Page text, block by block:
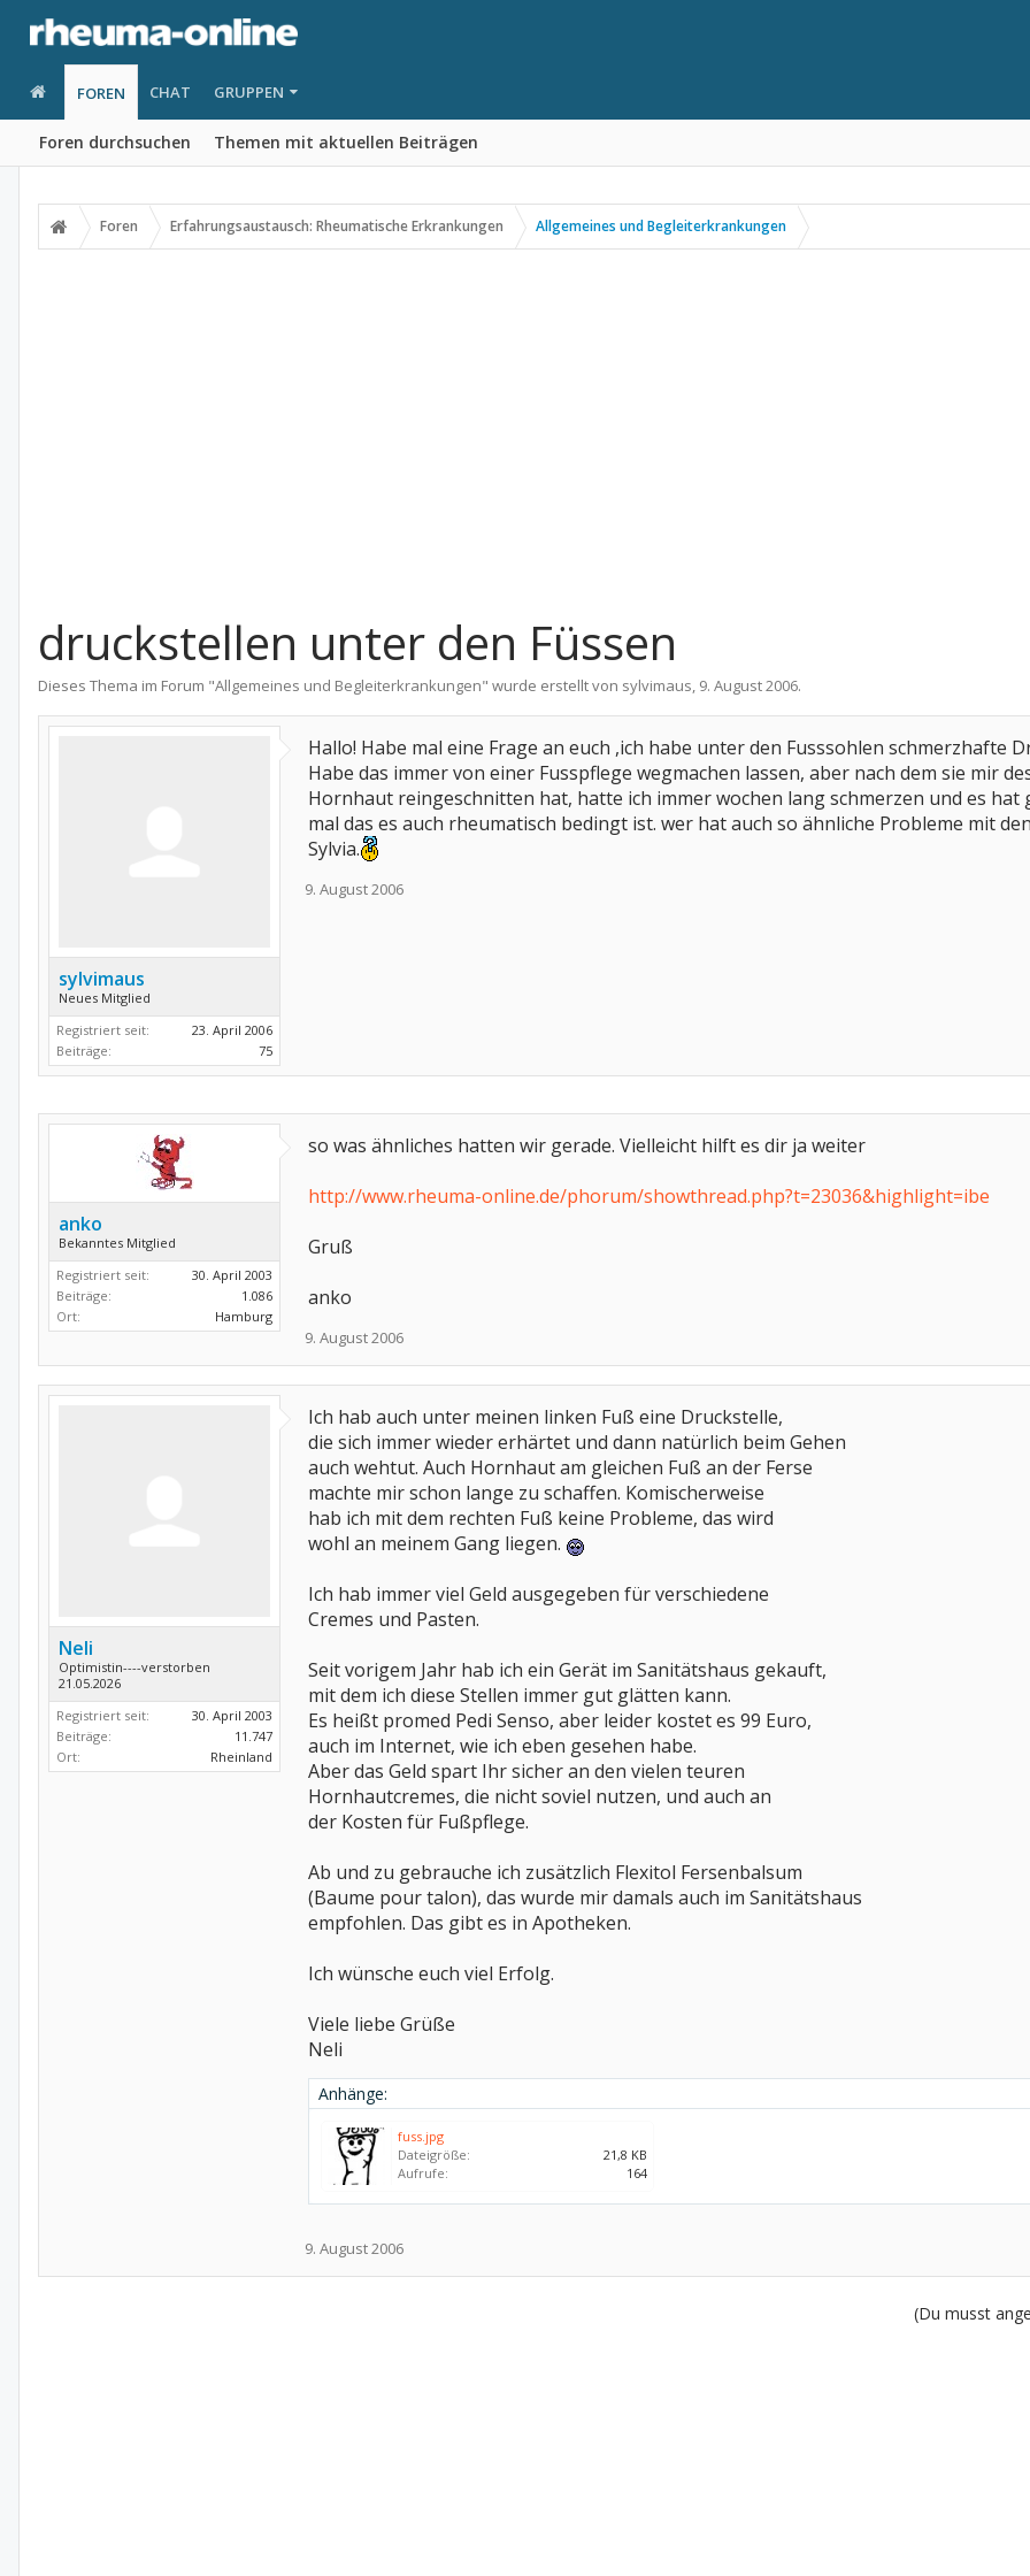
FOREN
Foren durchsuchen Themen mit aktuellen Beiträgen
CHAT GRUPPEN
Foren Erfahrungsaustausch: Rheumatische Erkrankungen Allgemeines und Begleiterkrankungen
druckstellen unter den Füssen
Dieses Thema im Forum "Allgemeines und Begleiterkrankungen" wurde erstellt von sylvimaus, 9. August 2006.
sylvimaus
Neues Mitglied
Registriert seit:
23. April 2006
Beiträge:
75
Hallo! Habe mal eine Frage an euch ,ich habe unter den Fusssohlen schmerzhafte
Habe das immer von einer Fusspflege wegmachen lassen, aber nach dem sie mir
Hornhaut reingeschnitten hat, hatte ich immer wochen lang schmerzen und es
mal das es auch rheumatisch bedingt ist. wer hat auch so ähnliche Probleme mit
Sylvia.
9. August 2006
anko
Bekanntes Mitglied
Registriert seit:
30. April 2003
Beiträge:
1.086
Ort:
Hamburg
so was ähnliches hatten wir gerade. Vielleicht hilft es dir ja weiter
http://www.rheuma-online.de/phorum/showthread.php?t=23036&highlight=ibe
Gruß
anko
9. August 2006
Neli
Optimistin----verstorben
21.05.2026
Registriert seit:
30. April 2003
Beiträge:
11.747
Ort:
Rheinland
Ich hab auch unter meinen linken Fuß eine Druckstelle,
die sich immer wieder erhärtet und dann natürlich beim Gehen
auch wehtut. Auch Hornhaut am gleichen Fuß an der Ferse
machte mir schon lange zu schaffen. Komischerweise
hab ich mit dem rechten Fuß keine Probleme, das wird
wohl an meinem Gang liegen.
Ich hab immer viel Geld ausgegeben für verschiedene
Cremes und Pasten.
Seit vorigem Jahr hab ich ein Gerät im Sanitätshaus gekauft,
mit dem ich diese Stellen immer gut glätten kann.
Es heißt promed Pedi Senso, aber leider kostet es 99 Euro,
auch im Internet, wie ich eben gesehen habe.
Aber das Geld spart Ihr sicher an den vielen teuren
Hornhautcremes, die nicht soviel nutzen, und auch an
der Kosten für Fußpflege.
Ab und zu gebrauche ich zusätzlich Flexitol Fersenbalsum
(Baume pour talon), das wurde mir damals auch im Sanitätshaus
empfohlen. Das gibt es in Apotheken.
Ich wünsche euch viel Erfolg.
Viele liebe Grüße
Neli
Anhänge:
fuss.jpg
Dateigröße:
21,8 KB
Aufrufe:
164
9. August 2006
(Du musst